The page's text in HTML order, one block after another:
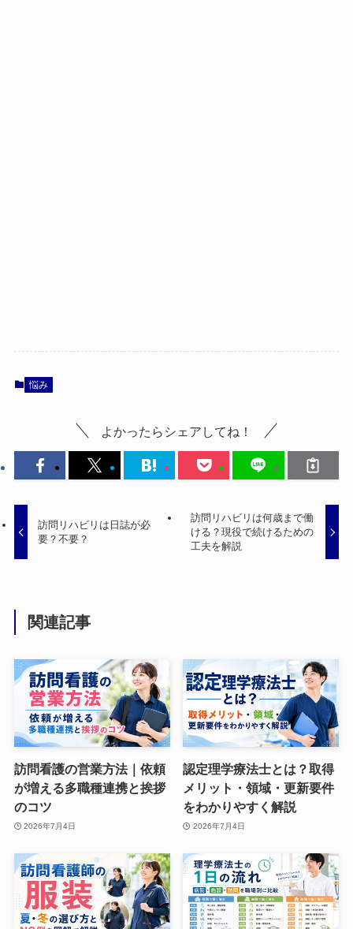
悩み
よかったらシェアしてね！
訪問リハビリは日誌が必
要？不要？
訪問リハビリは何歳まで働
ける？現役で続けるための
工夫を解説
関連記事
訪問看護の営業方法｜依頼
が増える多職種連携と挨拶
のコツ
2026年7月4日
認定理学療法士とは？取得
メリット・領域・更新要件
をわかりやすく解説
2026年7月4日